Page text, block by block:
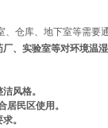
仓库、地下室等需要
、实验室等对环境温
洁风格。
居民区使用 。
求。